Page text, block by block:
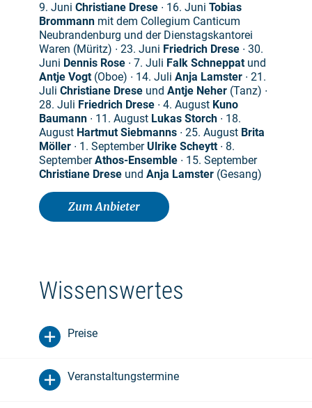
9. Juni Christiane Drese ∙ 16. Juni Tobias
Brommann mit dem Collegium Canticum
Neubrandenburg und der Dienstagskantorei
Waren (Müritz) ∙ 23. Juni Friedrich Drese ∙ 30.
Juni Dennis Rose ∙ 7. Juli Falk Schneppatund
Antje Vogt (Oboe) ∙ 14. Juli Anja Lamster ∙ 21.
Juli Christiane Drese und Antje Neher (Tanz) ∙
28. Juli Friedrich Drese ∙ 4. August Kuno
Baumann ∙ 11. August Lukas Storch ∙ 18.
August Hartmut Siebmanns ∙ 25. August Brita
Möller ∙ 1. SeptemberUlrike Scheytt∙ 8.
SeptemberAthos-Ensemble ∙ 15. September
Christiane Drese und Anja Lamster (Gesang)
Zum Anbieter
Wissenswertes
Preise
Veranstaltungstermine